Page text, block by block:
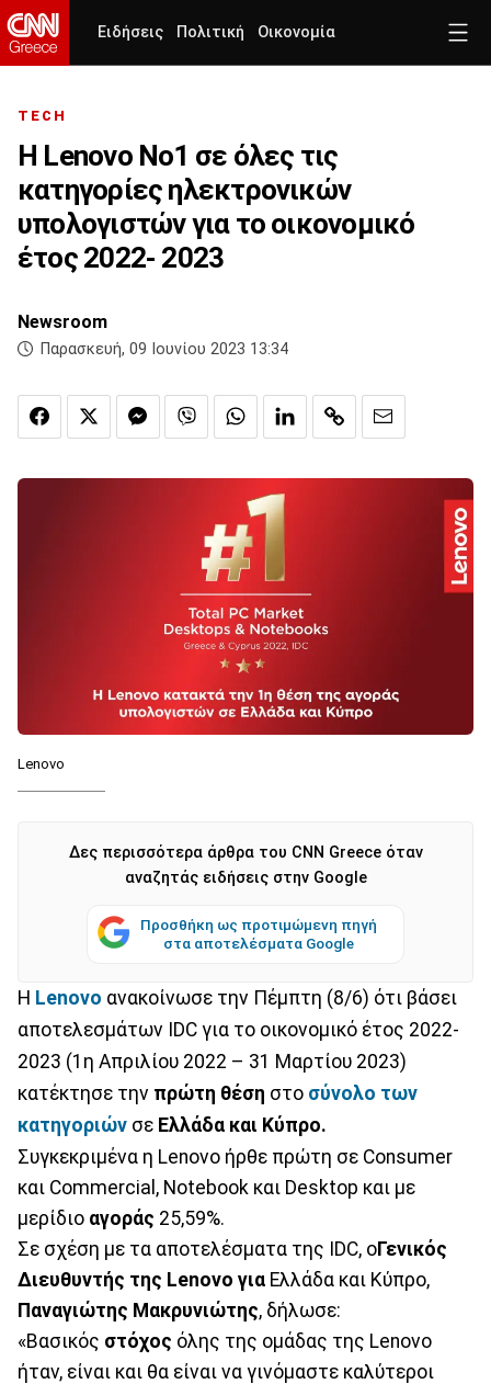
Ειδήσεις Πολιτική Οικονομία
TECH
H Lenovo Νο1 σε όλες τις
κατηγορίες ηλεκτρονικών
υπολογιστών για το οικονομικό
έτος 2022- 2023
Newsroom
Παρασκευή, 09 Ιουνίου 2023 13:34
Lenovo
Δες περισσότερα άρθρα του CNN Greece όταν
αναζητάς ειδήσεις στην Google
Προσθήκη ως προτιμώμενη πηγή
στα αποτελέσματα Google
Η Lenovo ανακοίνωσε την Πέμπτη (8/6) ότι βάσει
αποτελεσμάτων IDC για το οικονομικό έτος 2022-
2023 (1η Απριλίου 2022 – 31 Μαρτίου 2023)
κατέκτησε την πρώτη θέση στο σύνολο των
κατηγοριών σε Ελλάδα και Κύπρο.
Συγκεκριμένα η Lenovo ήρθε πρώτη σε Consumer
και Commercial, Notebook και Desktop και με
μερίδιο αγοράς 25,59%.
Σε σχέση με τα αποτελέσματα της IDC, oΓενικός
Διευθυντής της Lenovo για Ελλάδα και Κύπρο,
Παναγιώτης Μακρυνιώτης, δήλωσε:
«Βασικός στόχος όλης της ομάδας της Lenovo
ήταν, είναι και θα είναι να γινόμαστε καλύτεροι